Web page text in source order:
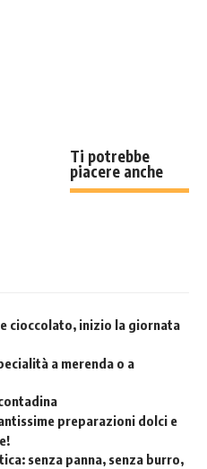
Ti potrebbe
piacere anche
cioccolato, inizio la giornata
a merenda o a
preparazioni dolci e
senza panna, senza burro,